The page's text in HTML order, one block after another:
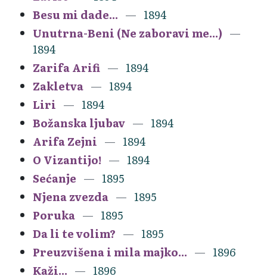
Besu mi dade...
1894
Unutrna-Beni (Ne zaboravi me...)
1894
Zarifa Arifi
1894
Zakletva
1894
Liri
1894
Božanska ljubav
1894
Arifa Zejni
1894
O Vizantijo!
1894
Sećanje
1895
Njena zvezda
1895
Poruka
1895
Da li te volim?
1895
Preuzvišena i mila majko...
1896
Kaži...
1896